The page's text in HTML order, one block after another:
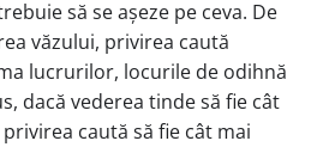
să se aşeze pe ceva. De
văzului, privirea caută
lucrurilor, locurile de odihnă
dacă vederea tinde să fie cât
caută să fie cât mai